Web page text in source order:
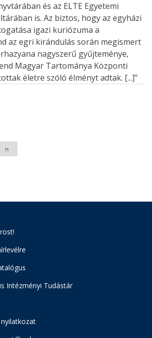
és az ELTE Egyetemi
is. Az biztos, hogy az egyházi
igazi kuriózuma a
az egri kirándulás során megismert
nagyszerű gyűjteménye,
Magyar Tartománya Központi
életre szóló élményt adtak. [...]"
Következő
oldal
››
Intézményi Tudástár